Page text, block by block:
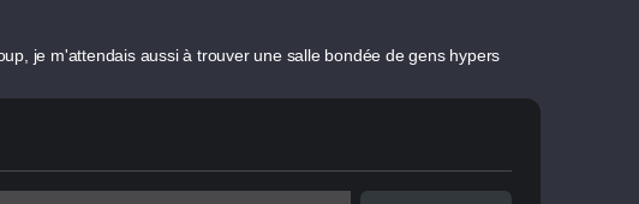
je m'attendais aussi à trouver une salle bondée de gens hypers